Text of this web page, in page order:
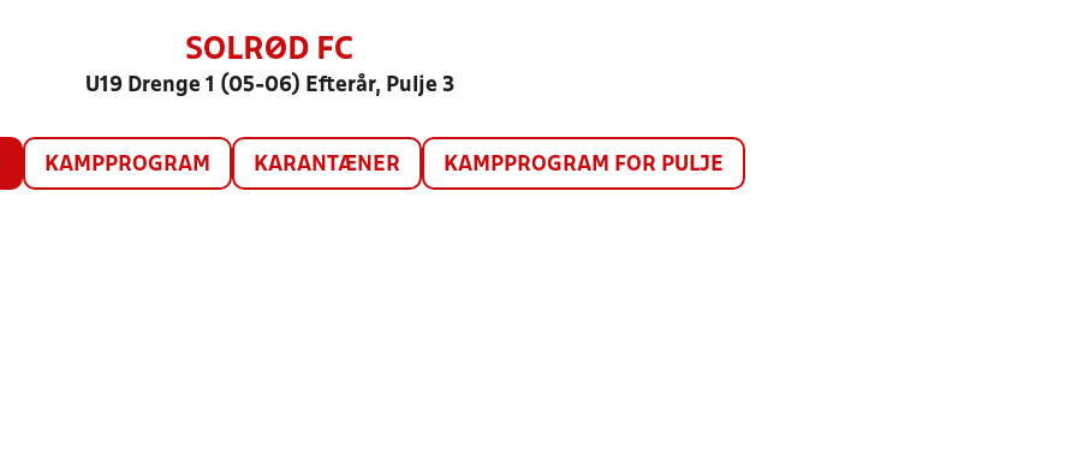
SOLRØD FC
U19 Drenge 1 (05-06) Efterår, Pulje 3
KAMPPROGRAM KARANTÆNER KAMPPROGRAM FOR PULJE